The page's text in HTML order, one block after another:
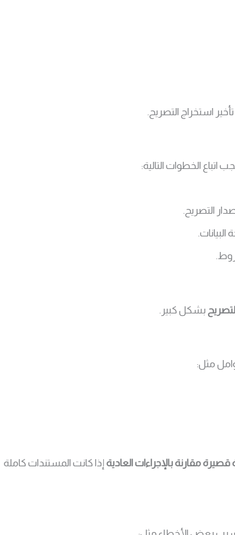
استخراج التصريح.
الخطوات التالية:
التصريح.
بشكل كبير.
مثل:
قصيرة مقارنة بالإجراءات العادية إذا كانت المستندات كاملة